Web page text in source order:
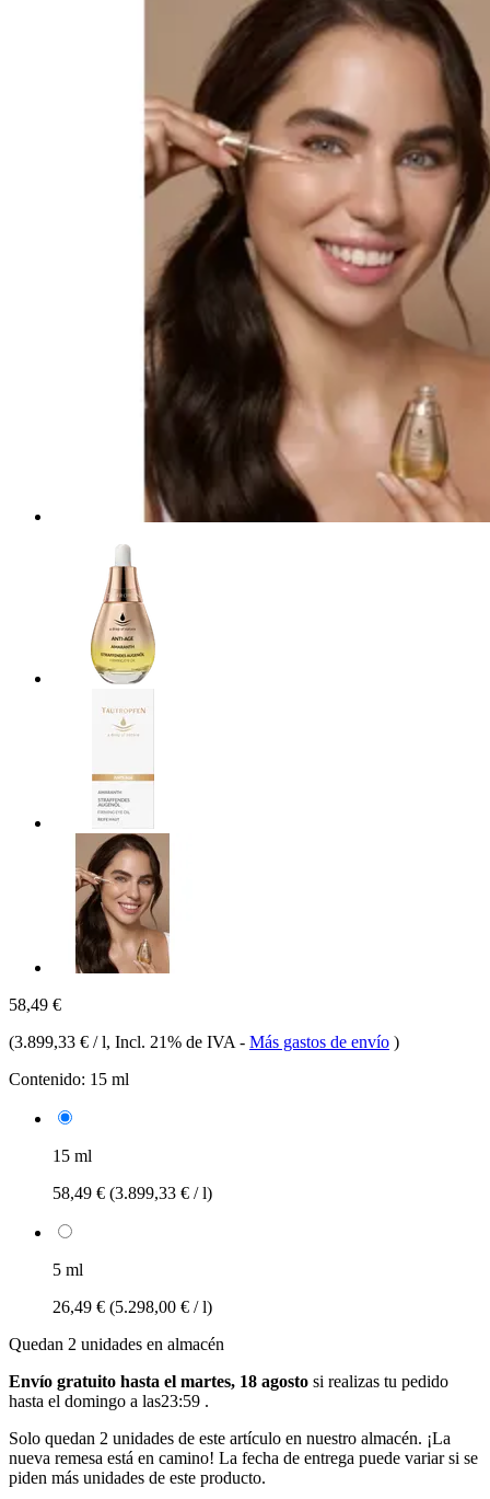
58,49 €
(3.899,33 € / l, Incl. 21% de IVA - Más gastos de envío )
Contenido: 15 ml
15 ml
58,49 € (3.899,33 € / l)
5 ml
26,49 € (5.298,00 € / l)
Quedan 2 unidades en almacén
Envío gratuito hasta el martes, 18 agosto si realizas tu pedido
hasta el domingo a las23:59 .
Solo quedan 2 unidades de este artículo en nuestro almacén. ¡La
nueva remesa está en camino! La fecha de entrega puede variar si se
piden más unidades de este producto.